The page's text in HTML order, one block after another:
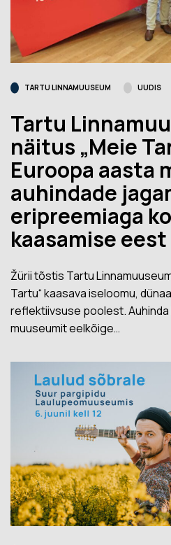
TARTU LINNAMUUSEUM UUDIS
Tartu
näitus „Meie
Euroopa aasta
auhindade
eripreemiaga
kaasamise eest
Žürii tõstis Tartu
Tartu“ kaasava iseloomu,
reflektiivsuse poolest.
muuseumit eelkõige…